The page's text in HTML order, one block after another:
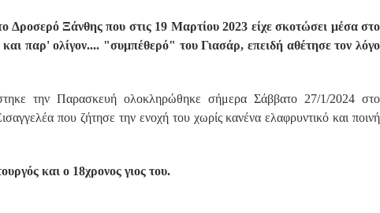
Δροσερό Ξάνθης που στις 19 Μαρτίου 2023 είχε σκοτώσει μέσα στο
και παρ' ολίγον.... "συμπέθερό" του Γιασάρ, επειδή αθέτησε τον λόγο
την Παρασκευή ολοκληρώθηκε σήμερα Σάββατο 27/1/2024 στο
που ζήτησε την ενοχή του χωρίς κανένα ελαφρυντικό και ποινή
και ο 18χρονος γιος του.